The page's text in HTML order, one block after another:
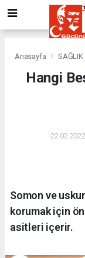
Anasayfa SAĞLIK
Hangi
Somon ve
korumak için
asitleri içerir.